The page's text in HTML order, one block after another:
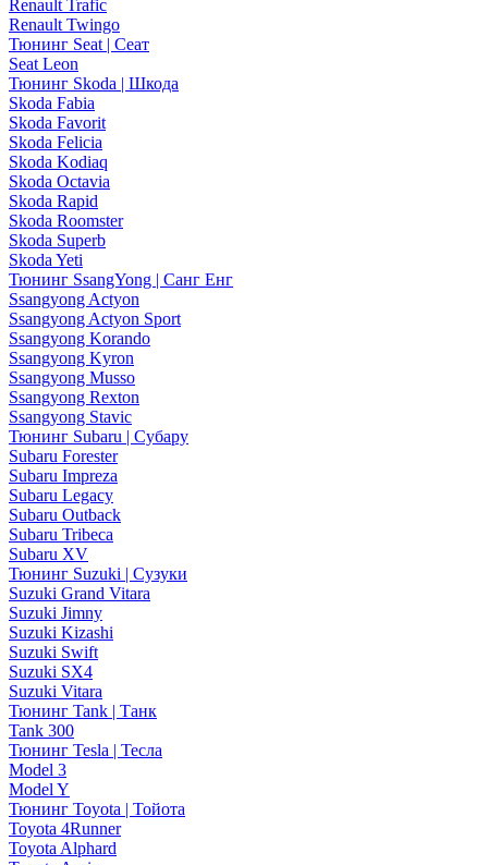
Renault Trafic
Renault Twingo
Тюнинг Seat | Сеат
Seat Leon
Тюнинг Skoda | Шкода
Skoda Fabia
Skoda Favorit
Skoda Felicia
Skoda Kodiaq
Skoda Octavia
Skoda Rapid
Skoda Roomster
Skoda Superb
Skoda Yeti
Тюнинг SsangYong | Санг Енг
Ssangyong Actyon
Ssangyong Actyon Sport
Ssangyong Korando
Ssangyong Kyron
Ssangyong Musso
Ssangyong Rexton
Ssangyong Stavic
Тюнинг Subaru | Субару
Subaru Forester
Subaru Impreza
Subaru Legacy
Subaru Outback
Subaru Tribeca
Subaru XV
Тюнинг Suzuki | Сузуки
Suzuki Grand Vitara
Suzuki Jimny
Suzuki Kizashi
Suzuki Swift
Suzuki SX4
Suzuki Vitara
Тюнинг Tank | Танк
Tank 300
Тюнинг Tesla | Тесла
Model 3
Model Y
Тюнинг Toyota | Тойота
Toyota 4Runner
Toyota Alphard